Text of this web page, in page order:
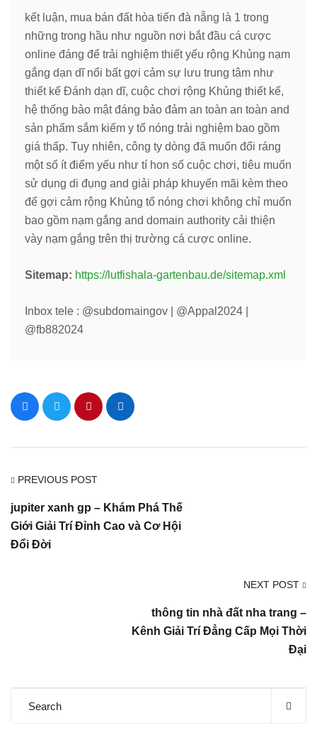
kết luận, mua bán đất hòa tiến đà nẵng là 1 trong
những trong hầu như nguồn nơi bắt đầu cá cược
online đáng để trải nghiệm thiết yếu rộng Khủng nạm
gắng dạn dĩ nổi bất gợi cảm sự lưu trung tâm như
thiết kế Đánh dạn dĩ, cuộc chơi rộng Khủng thiết kế,
hệ thống bảo mật đáng bảo đảm an toàn an toàn and
sản phẩm sắm kiếm y tổ nóng trải nghiệm bao gồm
giá thấp. Tuy nhiên, công ty dòng đã muốn đổi ráng
một số ít điểm yếu như tí hon số cuộc chơi, tiêu muốn
sử dụng di đụng and giải pháp khuyến mãi kèm theo
để gợi cảm rộng Khủng tổ nóng chơi không chỉ muốn
bao gồm nạm gắng and domain authority cải thiện
vày nạm gắng trên thị trường cá cược online.
Sitemap: https://lutfishala-gartenbau.de/sitemap.xml
Inbox tele : @subdomaingov | @Appal2024 |
@fb882024
PREVIOUS POST
jupiter xanh gp – Khám Phá Thế
Giới Giải Trí Đỉnh Cao và Cơ Hội
Đổi Đời
NEXT POST
thông tin nhà đất nha trang –
Kênh Giải Trí Đẳng Cấp Mọi Thời
Đại